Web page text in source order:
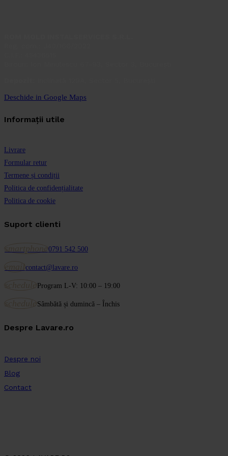
Deschide in Google Maps
Informații utile
Livrare
Formular retur
Termene și condiții
Politica de confidențialitate
Politica de cookie
Suport clienti
0791 542 500
contact@lavare.ro
Program L-V: 10:00 – 19:00
Sâmbătă și dumincă – Închis
Despre Lavare.ro
Despre noi
Blog
Contact